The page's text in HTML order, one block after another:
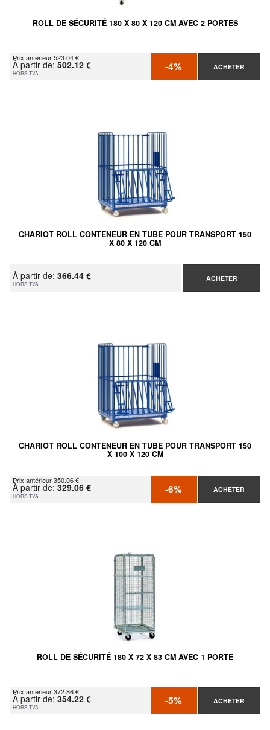
ROLL DE SÉCURITÉ 180 X 80 X 120 CM AVEC 2 PORTES
Prix antérieur 523.04 €
À partir de: 502.12 €
HORS TVA -4% ACHETER
CHARIOT ROLL CONTENEUR EN TUBE POUR TRANSPORT 150
X 80 X 120 CM
À partir de: 366.44 €
HORS TVA
ACHETER
CHARIOT ROLL CONTENEUR EN TUBE POUR TRANSPORT 150
X 100 X 120 CM
Prix antérieur 350.06 €
À partir de: 329.06 €
HORS TVA -6% ACHETER
ROLL DE SÉCURITÉ 180 X 72 X 83 CM AVEC 1 PORTE
Prix antérieur 372.86 €
À partir de: 354.22 €
HORS TVA -5% ACHETER